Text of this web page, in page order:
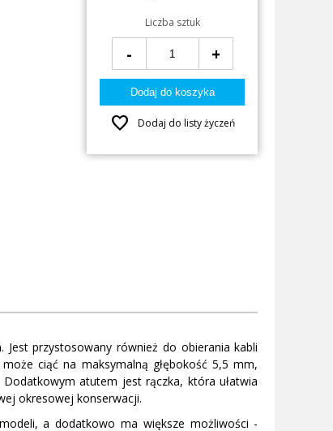
Liczba sztuk
- +
favorite Dodaj do listy życzeń
przystosowany również do obierania kabli
ciąć na maksymalną głębokość 5,5 mm,
Dodatkowym atutem jest rączka, która ułatwia
okresowej konserwacji.
a dodatkowo ma większe możliwości -